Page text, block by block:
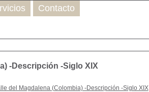
-Descripción -Siglo XIX
del Magdalena (Colombia) -Descripción -Siglo XIX
Contacto